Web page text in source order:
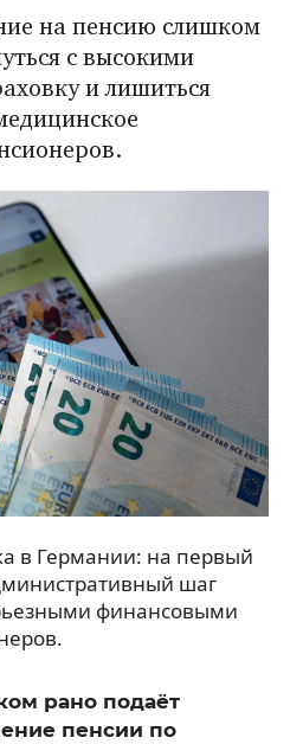
на пенсию слишком
с высокими
и лишиться
в Германии: на первый
шаг
финансовыми
рано подаёт
пенсии по